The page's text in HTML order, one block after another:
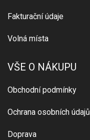
Fakturační údaje
Volná místa
VŠE O NÁKUPU
Obchodní podmínky
Ochrana osobních údajů
Doprava